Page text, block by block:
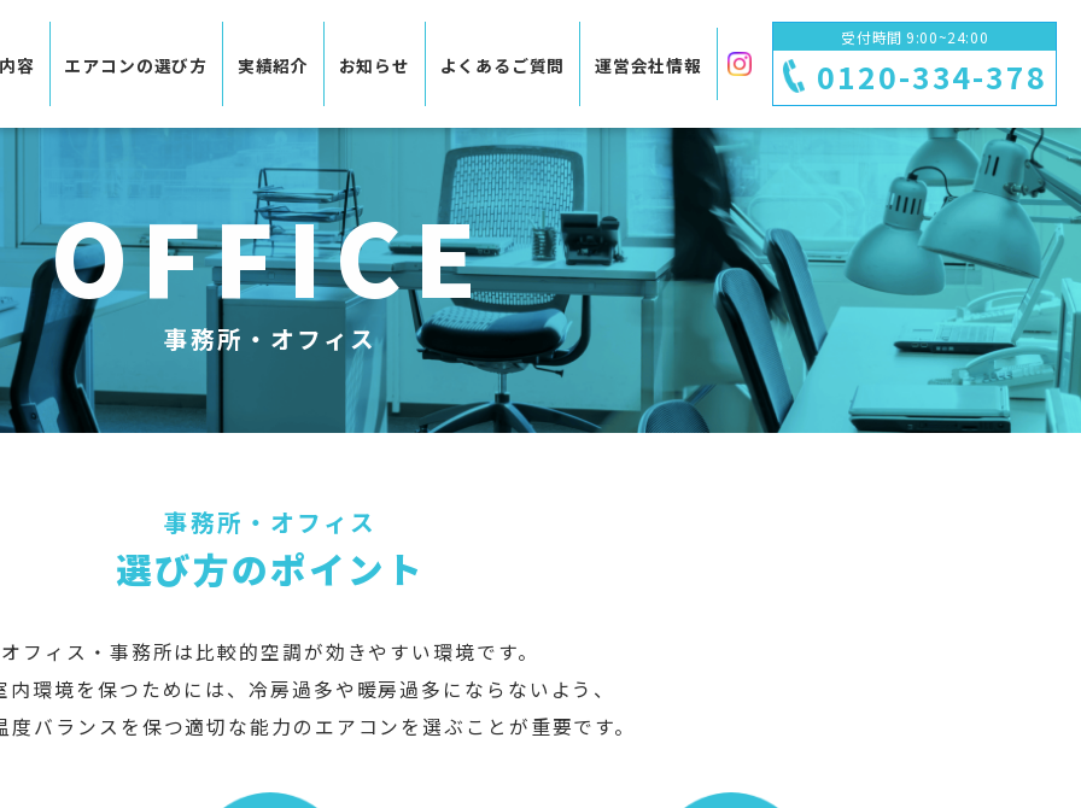
容 エアコンの選び方 実績紹介 お知らせ よくあるご質問 運営会社情報
受付時間 9:00~24:00
0120-334-378
OFFICE
事務所・オフィス
事務所・オフィス
選び方のポイント
オフィス・事務所は比較的空調が効きやすい環境です。
内環境を保つためには、冷房過多や暖房過多にならないよう、
度バランスを保つ適切な能力のエアコンを選ぶことが重要です。